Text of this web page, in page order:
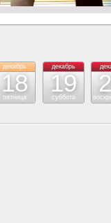
декабрь
18
пятница
декабрь
19
суббота